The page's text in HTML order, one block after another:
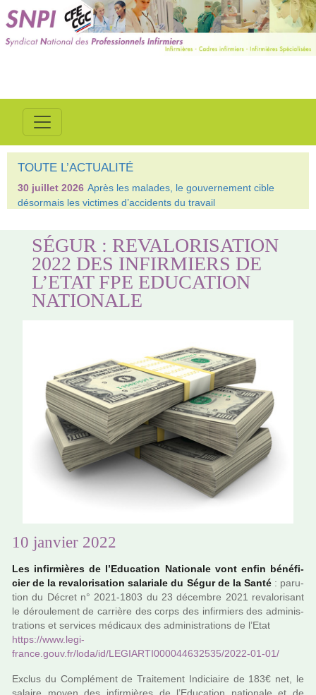
TOUTE L’ACTUALITÉ
30 juillet 2026 Après les malades, le gouvernement cible
désormais les victimes d’accidents du travail
SÉGUR : REVALORISATION
2022 DES INFIRMIERS DE
L’ETAT FPE EDUCATION
NATIONALE
10 janvier 2022
Les infir­miè­res de l’Education Nationale vont enfin béné­fi­
cier de la reva­lo­ri­sa­tion sala­riale du Ségur de la Santé: paru­
tion du Décret n° 2021-1803 du 23 décem­bre 2021 reva­lo­ri­sant
le dérou­le­ment de car­rière des corps des infir­miers des admi­nis­
tra­tions et ser­vi­ces médi­caux des admi­nis­tra­tions de l’Etat
https://www.legi­
france.gouv.fr/loda/id/LEGIARTI000044632535/2022-01-01/
Exclus du Complément de Traitement Indiciaire de 183€ net, le
salaire moyen des infir­miè­res de l’Education natio­nale et de